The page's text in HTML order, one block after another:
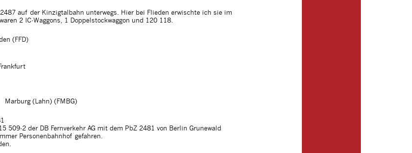
auf der Kinzigtalbahn unterwegs. Hier bei Flieden erwischte ich sie im
2 IC-Waggons, 1 Doppelstockwaggon und 120 118.
(FFD)
Marburg (Lahn) (FMBG)
509-2 der DB Fernverkehr AG mit dem PbZ 2481 von Berlin Grunewald
Personenbahnhof gefahren.